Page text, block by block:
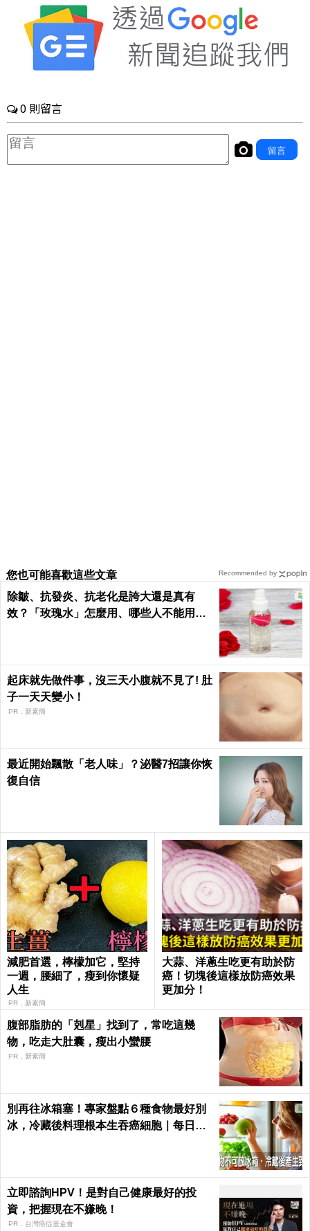
您也可能喜歡這些文章
除皺、抗發炎、抗老化是誇大還是真有
效？「玫瑰水」怎麼用、哪些人不能用｜
起床就先做件事，沒三天小腹就不見了! 肚
子一天天變小！
PR．新素簡
最近開始飄散「老人味」？泌醫7招讓你恢
復自信
減肥首選，檸檬加它，堅持
一週，腰細了，瘦到你懷疑
人生
PR．新素簡
大蒜、洋蔥生吃更有助於防
癌！切塊後這樣放防癌效果
更加分！
腹部脂肪的「剋星」找到了，常吃這幾
物，吃走大肚囊，瘦出小蠻腰
PR．新素簡
別再往冰箱塞！專家盤點６種食物最好別
冰，冷藏後料理根本生吞癌細胞｜每日健
立即諮詢HPV！是對自己健康最好的投
資，把握現在不嫌晚！
PR．台灣癌症基金會
Recommended by